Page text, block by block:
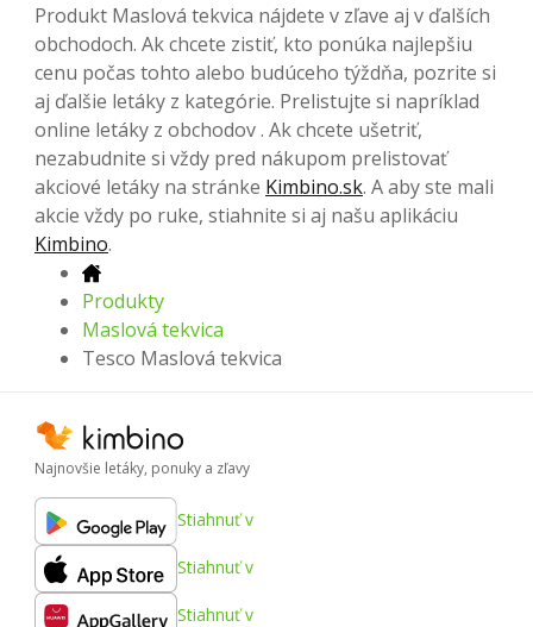
Produkt Maslová tekvica nájdete v zľave aj v ďalších
obchodoch. Ak chcete zistiť, kto ponúka najlepšiu
cenu počas tohto alebo budúceho týždňa, pozrite si
aj ďalšie letáky z kategórie. Prelistujte si napríklad
online letáky z obchodov . Ak chcete ušetriť,
nezabudnite si vždy pred nákupom prelistovať
akciové letáky na stránke Kimbino.sk. A aby ste mali
akcie vždy po ruke, stiahnite si aj našu aplikáciu
Kimbino.
Produkty
Maslová tekvica
Tesco Maslová tekvica
Najnovšie letáky, ponuky a zľavy
Stiahnuť v
Stiahnuť v
Stiahnuť v